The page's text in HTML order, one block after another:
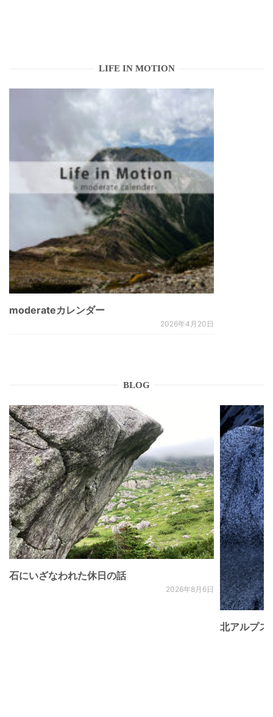
LIFE IN MOTION
moderateカレンダー
2026年4月20日
BLOG
石にいざなわれた休日の話
2026年8月6日
北アルプ